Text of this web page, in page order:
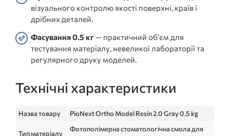
візуального контролю якості поверхні, країв і
дрібних деталей.
Фасування 0.5 кг — практичний об’єм для
тестування матеріалу, невеликої лабораторії та
регулярного друку моделей.
Технічні характеристики
Назва товару PioNext Ortho Model Resin 2.0 Gray 0.5 kg
Тип матеріалу
Фотополімерна стоматологічна смола для